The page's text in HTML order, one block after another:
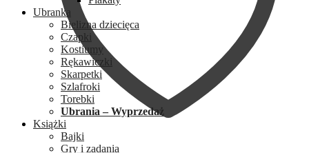
Ubranka
Bielizna dziecięca
Czapki
Kostiumy
Rękawiczki
Skarpetki
Szlafroki
Torebki
Ubrania – Wyprzedaż
Książki
Bajki
Gry i zadania